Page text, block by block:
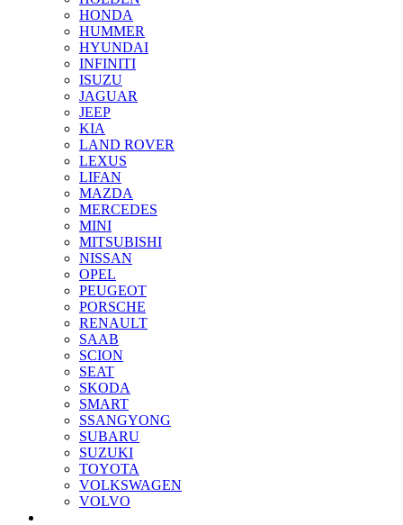
HONDA
HUMMER
HYUNDAI
INFINITI
ISUZU
JAGUAR
JEEP
KIA
LAND ROVER
LEXUS
LIFAN
MAZDA
MERCEDES
MINI
MITSUBISHI
NISSAN
OPEL
PEUGEOT
PORSCHE
RENAULT
SAAB
SCION
SEAT
SKODA
SMART
SSANGYONG
SUBARU
SUZUKI
TOYOTA
VOLKSWAGEN
VOLVO